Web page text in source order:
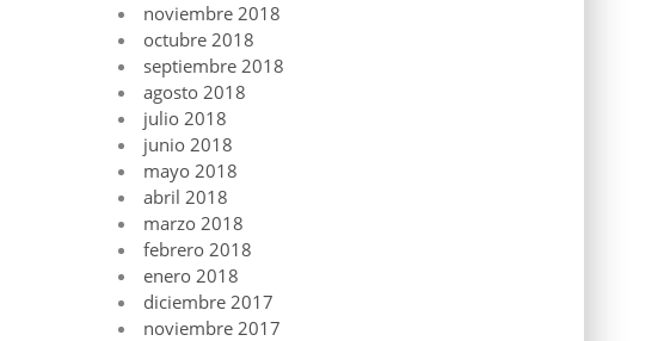
noviembre 2018
octubre 2018
septiembre 2018
agosto 2018
julio 2018
junio 2018
mayo 2018
abril 2018
marzo 2018
febrero 2018
enero 2018
diciembre 2017
noviembre 2017